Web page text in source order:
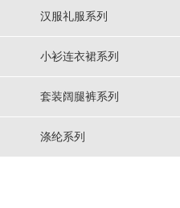
汉服礼服系列
小衫连衣裙系列
套装阔腿裤系列
涤纶系列